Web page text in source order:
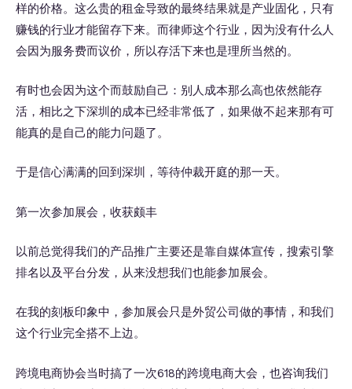
样的价格。这么贵的租金导致的最终结果就是产业固化，只有
赚钱的行业才能留存下来。而律师这个行业，因为没有什么人
会因为服务费而议价，所以存活下来也是理所当然的。
有时也会因为这个而鼓励自己：别人成本那么高也依然能存
活，相比之下深圳的成本已经非常低了，如果做不起来那有可
能真的是自己的能力问题了。
于是信心满满的回到深圳，等待仲裁开庭的那一天。
第一次参加展会，收获颇丰
以前总觉得我们的产品推广主要还是靠自媒体宣传，搜索引擎
排名以及平台分发，从来没想我们也能参加展会。
在我的刻板印象中，参加展会只是外贸公司做的事情，和我们
这个行业完全搭不上边。
跨境电商协会当时搞了一次618的跨境电商大会，也咨询我们